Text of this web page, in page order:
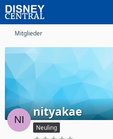
Mitglieder
nityakae
Neuling